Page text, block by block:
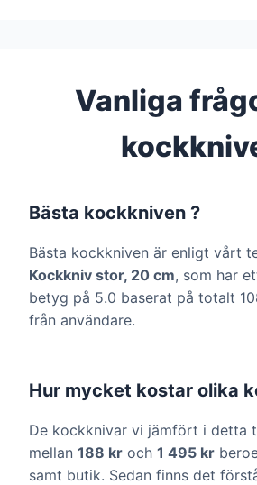
Vanliga
Bästa kockkniven ?
Bästa kockkniven är enligt vårt
Kockkniv stor, 20 cm, som har
betyg på 5.0 baserat på totalt
från användare.
Hur mycket kostar olika
De kockknivar vi jämfört i detta
mellan 188 kr och 1 495 kr
samt butik. Sedan finns det